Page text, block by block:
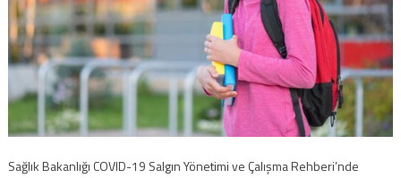
Sağlık Bakanlığı COVID-19 Salgın Yönetimi ve Çalışma Rehberi’nde